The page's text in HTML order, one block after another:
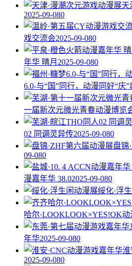
天
2025-09-080
戏交流会2025-09-080
年华 晴月 2025-09-080
6.0-与“国”同行，动漫同好“庆”
一届新次元微光青春动漫博览
02 同调灵异传2025-09-080
盘锦
09-080
漫嘉年华 38.02025-09-080
绥化·浮
哈尔·LOOKLOOK×YES!OK
年华2025-09-080
淮
2025-09-080